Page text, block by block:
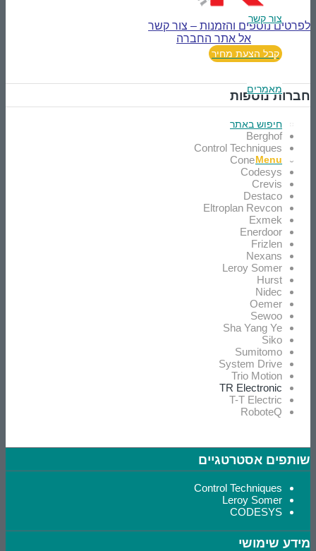
צור קשר
קבל הצעת מחיר
מאמרים
חיפוש באתר
Menu
לפרטים נוספים והזמנות – צור קשר
אל אתר החברה
חברות נוספות
Advantech
Berghof
Control Techniques
Cone Drive
Codesys
Crevis
Destaco
Eltroplan Revcon
Exmek
Enerdoor
Frizlen
Nexans
Leroy Somer
Hurst
Nidec
Oemer
Sewoo
Sha Yang Ye
Siko
Sumitomo
System Drive
Trio Motion
TR Electronic
T-T Electric
RoboteQ
שותפים אסטרטגיים
Control Techniques
Leroy Somer
CODESYS
מידע שימושי